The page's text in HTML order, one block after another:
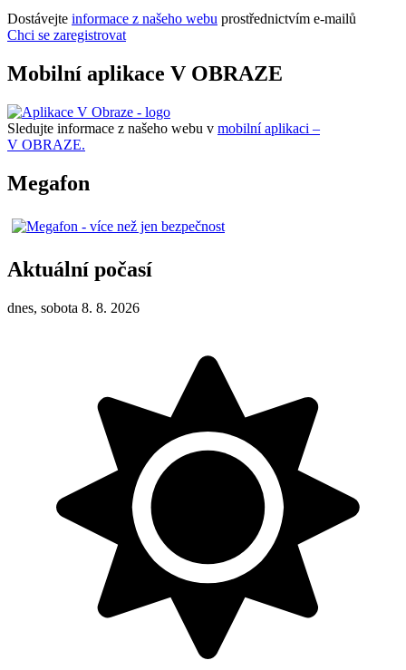
Dostávejte informace z našeho webu prostřednictvím e-mailů
Chci se zaregistrovat
Mobilní aplikace V OBRAZE
Sledujte informace z našeho webu v mobilní aplikaci –
V OBRAZE.
Megafon
Aktuální počasí
dnes, sobota 8. 8. 2026